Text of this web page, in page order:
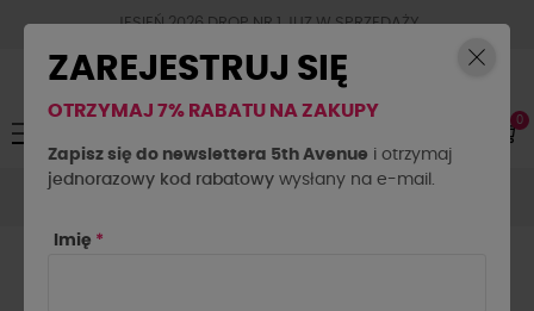
JESIEŃ 2026 DROP NR.1 JUZ W SPRZEDAŻY
Toggle
navigation
☰ 0
Akcesoria Biżuteria
Bransoletka Aniela niebieska z
ZAREJESTRUJ SIĘ
OTRZYMAJ 7% RABATU NA ZAKUPY
Zapisz się do newslettera 5th Avenue i otrzymaj
jednorazowy kod rabatowy wysłany na e-mail.
Imię *